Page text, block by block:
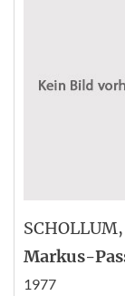
SCHOLLUM
Markus-
1977